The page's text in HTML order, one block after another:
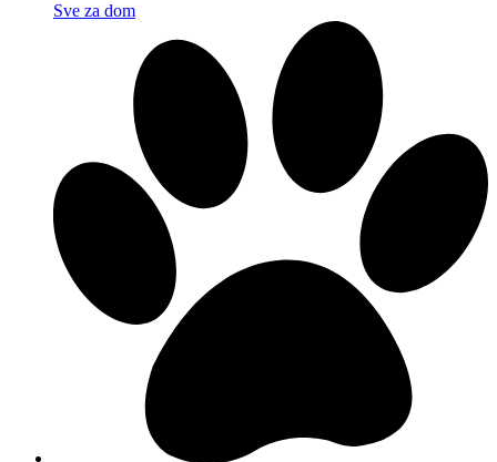
Sve za dom